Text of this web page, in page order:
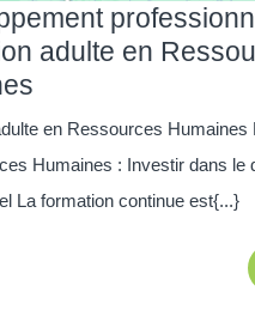
adulte en
professionnel
:
adulte
en Ressources Humaines
Humaines : Investir dans le
La formation continue est{...}